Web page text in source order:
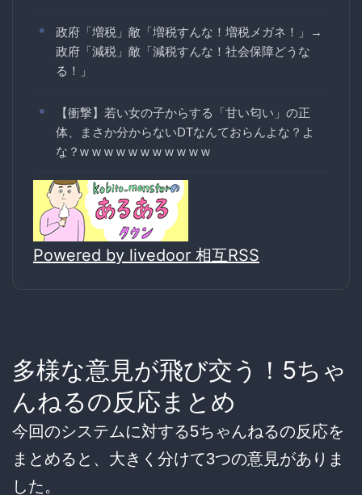
政府「増税」敵「増税すんな！増税メガネ！」→
政府「減税」敵「減税すんな！社会保障どうな
る！」
【衝撃】若い女の子からする「甘い匂い」の正
体、まさか分からないDTなんておらんよな？よ
な？w w w w w w w w w w w
Powered by livedoor 相互RSS
多様な意見が飛び交う！5ちゃ
んねるの反応まとめ
今回のシステムに対する5ちゃんねるの反応を
まとめると、大きく分けて3つの意見がありま
した。